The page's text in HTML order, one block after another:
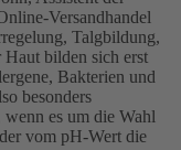
Versandhandel
Talgbildung,
Haut bilden sich erst
Bakterien und
besonders
es um die Wahl
vom pH-Wert die